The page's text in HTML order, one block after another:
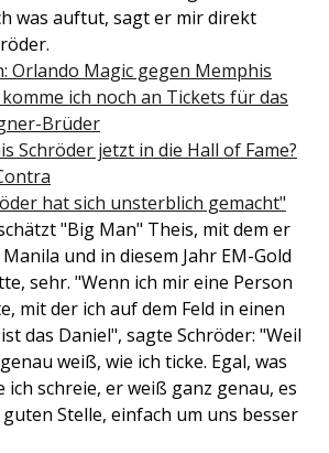
was auftut, sagt er mir direkt
Orlando Magic gegen Memphis
ich noch an Tickets für das
Brüder
Schröder jetzt in die Hall of Fame?
hat sich unsterblich gemacht"
"Big Man" Theis, mit dem er
und in diesem Jahr EM-Gold
sehr. "Wenn ich mir eine Person
mit der ich auf dem Feld in einen
das Daniel", sagte Schröder: "Weil
weiß, wie ich ticke. Egal, was
ich schreie, er weiß ganz genau, es
Stelle, einfach um uns besser